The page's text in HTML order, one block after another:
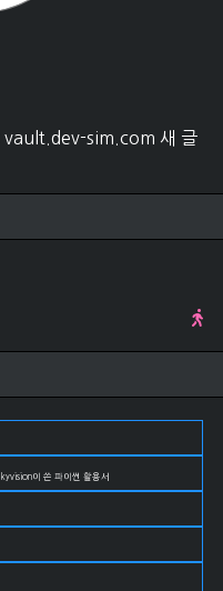
vault.dev-sim.com 새 글
이 쓴 파이썬 활용서